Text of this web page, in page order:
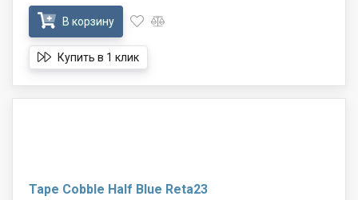
В корзину
Купить в 1 клик
Tape Cobble Half Blue Reta23